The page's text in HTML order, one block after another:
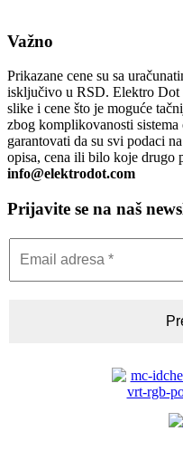
Važno
Prikazane cene su sa
isključivo u RSD. Elektro Dot
slike i cene što je moguće
zbog komplikovanosti
garantovati da su svi podaci
opisa, cena ili bilo koje drugo
info@elektrodot.com
Prijavite se na naš